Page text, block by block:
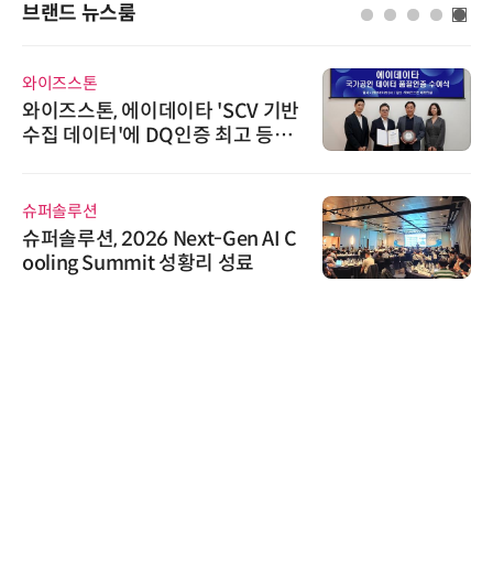
브랜드 뉴스룸
와이즈스톤
와이즈스톤, 에이데이타 'SCV 기반
수집 데이터'에 DQ인증 최고 등급
슈퍼솔루션
슈퍼솔루션, 2026 Next-Gen AI C
ooling Summit 성황리 성료